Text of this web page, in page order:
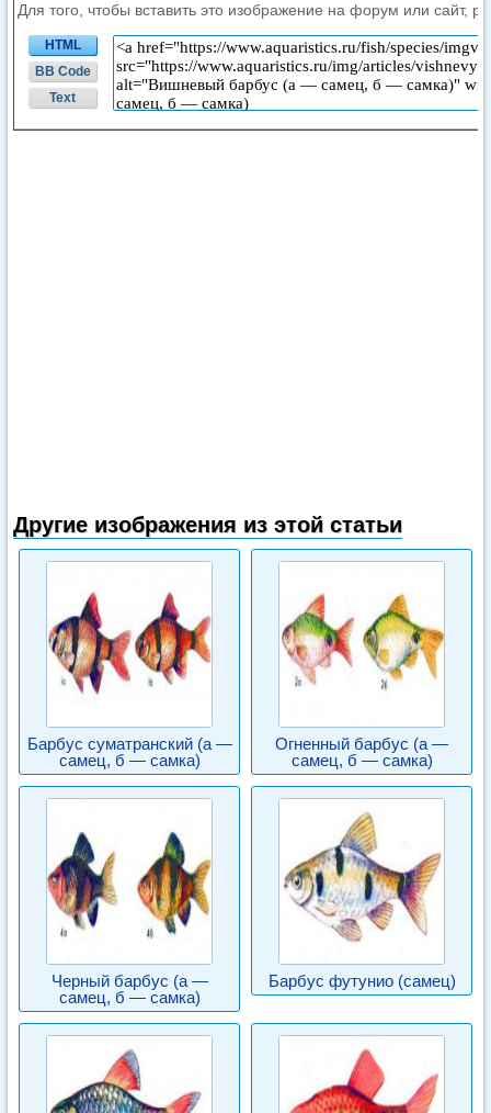
Для того, чтобы вставить это изображение на форум или сайт,
HTML
BB Code
Text
Другие изображения из этой статьи
Барбус суматранский (а —
самец, б — самка)
Огненный барбус (а —
самец, б — самка)
Черный барбус (а —
самец, б — самка)
Барбус футунио (самец)